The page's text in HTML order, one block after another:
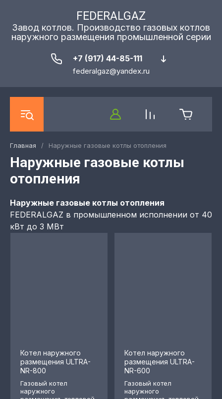
FEDERALGAZ
Завод котлов. Производство газовых котлов
наружного размещения промышленной серии
+7 (917) 44-85-111
federalgaz@yandex.ru
Главная / Наружные газовые котлы отопления
Наружные газовые котлы
отопления
Наружные газовые котлы отопления
FEDERALGAZ в промышленном исполнении от 40
кВт до 3 МВт
Котел наружного
размещения ULTRA-
NR-800
Газовый котел
наружного
Котел наружного
размещения ULTRA-
NR-600
Газовый котел
наружного